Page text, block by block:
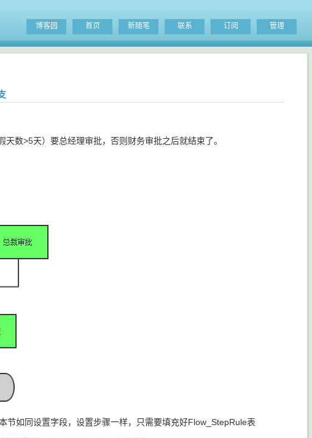
博客园 首页 新随笔 联系 订阅 管理
数>5天）要总经理审批，否则财务审批之后就结束了。
如同设置字段，设置步骤一样，只需要填充好Flow_StepRule表